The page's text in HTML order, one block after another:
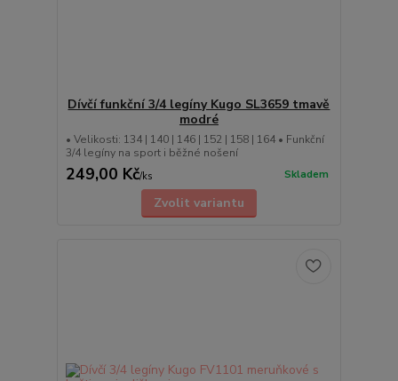
Dívčí funkční 3/4 legíny Kugo SL3659 tmavě
modré
• Velikosti: 134 | 140 | 146 | 152 | 158 | 164 • Funkční
3/4 legíny na sport i běžné nošení
249,00 Kč/ks Skladem
Zvolit variantu